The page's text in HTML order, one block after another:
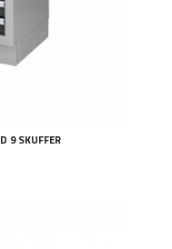
9 SKUFFER